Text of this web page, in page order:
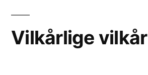
Vilkårlige vilkår